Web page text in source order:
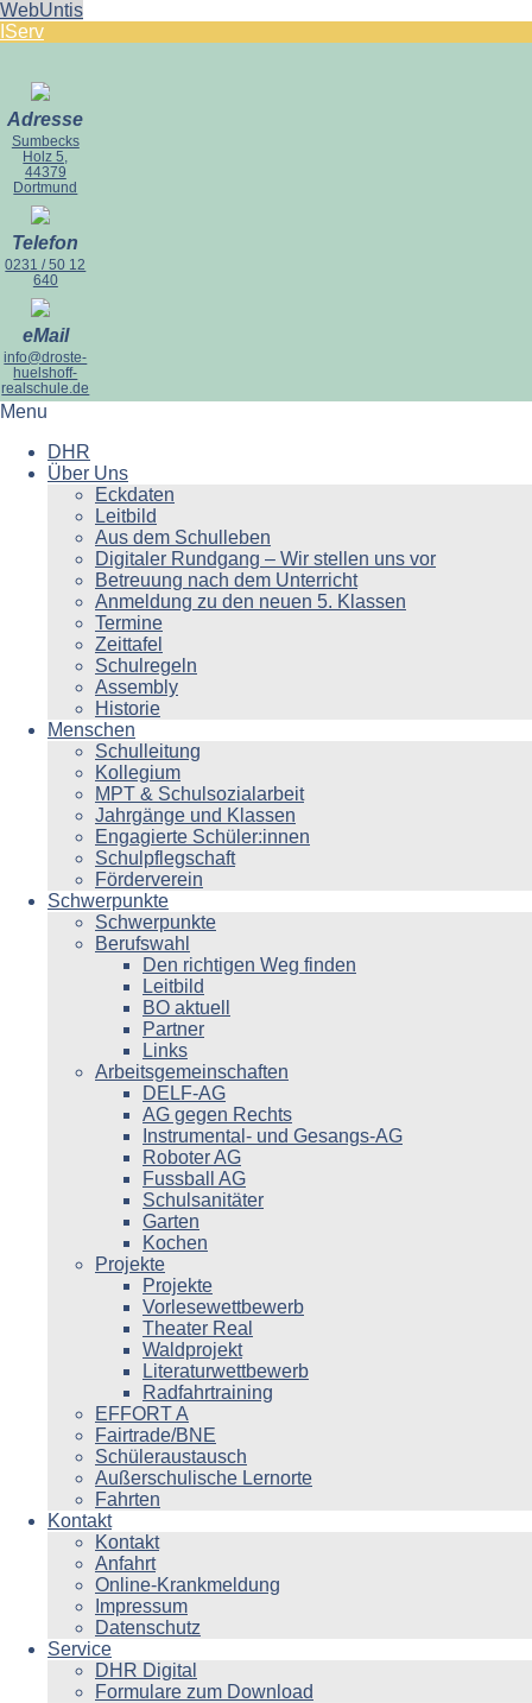
WebUntis
IServ
Adresse
Sumbecks
Holz 5,
44379
Dortmund
Telefon
0231 / 50 12
640
eMail
info@droste-
huelshoff-
realschule.de
Menu
DHR
Über Uns
Eckdaten
Leitbild
Aus dem Schulleben
Digitaler Rundgang – Wir stellen uns vor
Betreuung nach dem Unterricht
Anmeldung zu den neuen 5. Klassen
Termine
Zeittafel
Schulregeln
Assembly
Historie
Menschen
Schulleitung
Kollegium
MPT & Schulsozialarbeit
Jahrgänge und Klassen
Engagierte Schüler:innen
Schulpflegschaft
Förderverein
Schwerpunkte
Schwerpunkte
Berufswahl
Den richtigen Weg finden
Leitbild
BO aktuell
Partner
Links
Arbeitsgemeinschaften
DELF-AG
AG gegen Rechts
Instrumental- und Gesangs-AG
Roboter AG
Fussball AG
Schulsanitäter
Garten
Kochen
Projekte
Projekte
Vorlesewettbewerb
Theater Real
Waldprojekt
Literaturwettbewerb
Radfahrtraining
EFFORT A
Fairtrade/BNE
Schüleraustausch
Außerschulische Lernorte
Fahrten
Kontakt
Kontakt
Anfahrt
Online-Krankmeldung
Impressum
Datenschutz
Service
DHR Digital
Formulare zum Download